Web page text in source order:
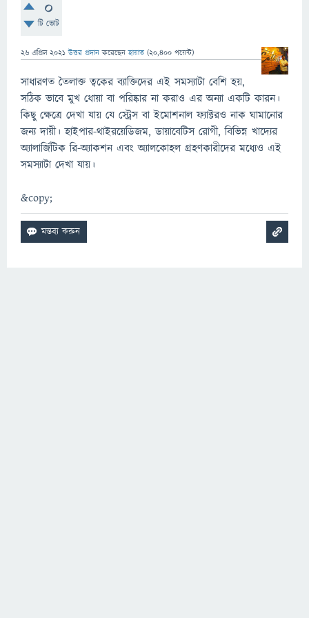
0
টি ভোট
26 এপ্রিল 2021 উত্তর প্রদান করেছেনহায়াত (20,400 পয়েন্ট)
সাধারণত তৈলাক্ত ত্বকের ব্যাক্তিদের এই সমস্যাটা বেশি হয়,
সঠিক ভাবে মুখ ধোয়া বা পরিষ্কার না করাও এর অন্যা একটি কারন।
কিছু ক্ষেত্রে দেখা যায় যে স্ট্রেস বা ইমোশনাল ফ্যাক্টরও নাক ঘামানোর
জন্য দায়ী। হাইপার-থাইরয়েডিজম, ডায়াবেটিস রোগী, বিভিন্ন খাদ্যের
অ্যালার্জিটিক রি-অ্যাকশন এবং অ্যালকোহল গ্রহণকারীদের মধ্যেও এই
সমস্যাটা দেখা যায়।
&copy;